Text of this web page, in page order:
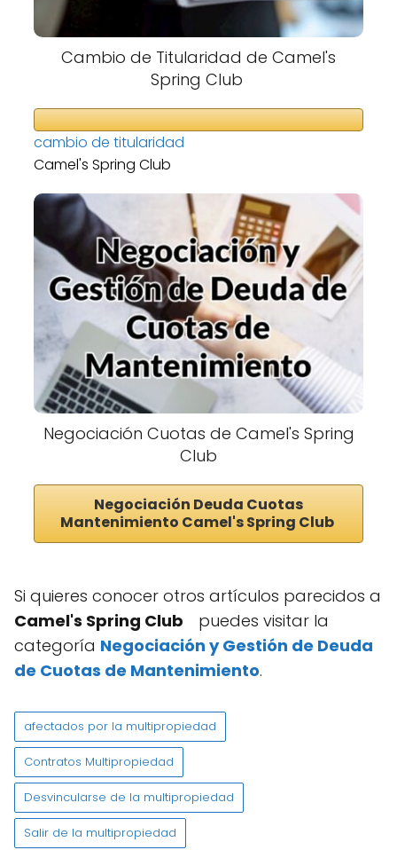
Cambio de Titularidad de Camel's
Spring Club
cambio de titularidad
Camel's Spring Club
Negociación Cuotas de Camel's Spring
Club
Negociación Deuda Cuotas
Mantenimiento Camel's Spring Club
Si quieres conocer otros artículos parecidos a
Camel's Spring Club
puedes visitar la
categoría Negociación y Gestión de Deuda
de Cuotas de Mantenimiento.
afectados por la multipropiedad
Contratos Multipropiedad
Desvincularse de la multipropiedad
Salir de la multipropiedad